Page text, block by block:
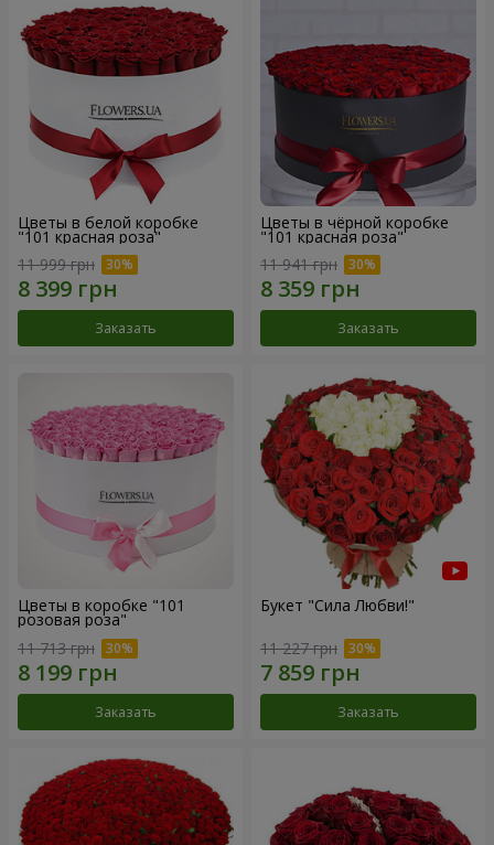
Цветы в белой коробке
"101 красная роза"
11 999 грн
Заказать
Цветы в чёрной коробке
"101 красная роза"
11 941 грн
Заказать
Цветы в коробке "101
розовая роза"
11 713 грн
Заказать
Букет "Сила Любви!"
11 227 грн
Заказать